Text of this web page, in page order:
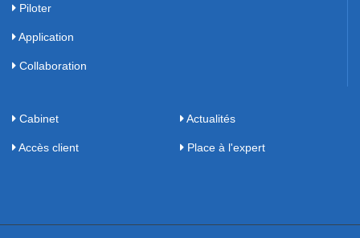
Piloter
Application
Collaboration
Cabinet Actualités
Accès client Place à l'expert